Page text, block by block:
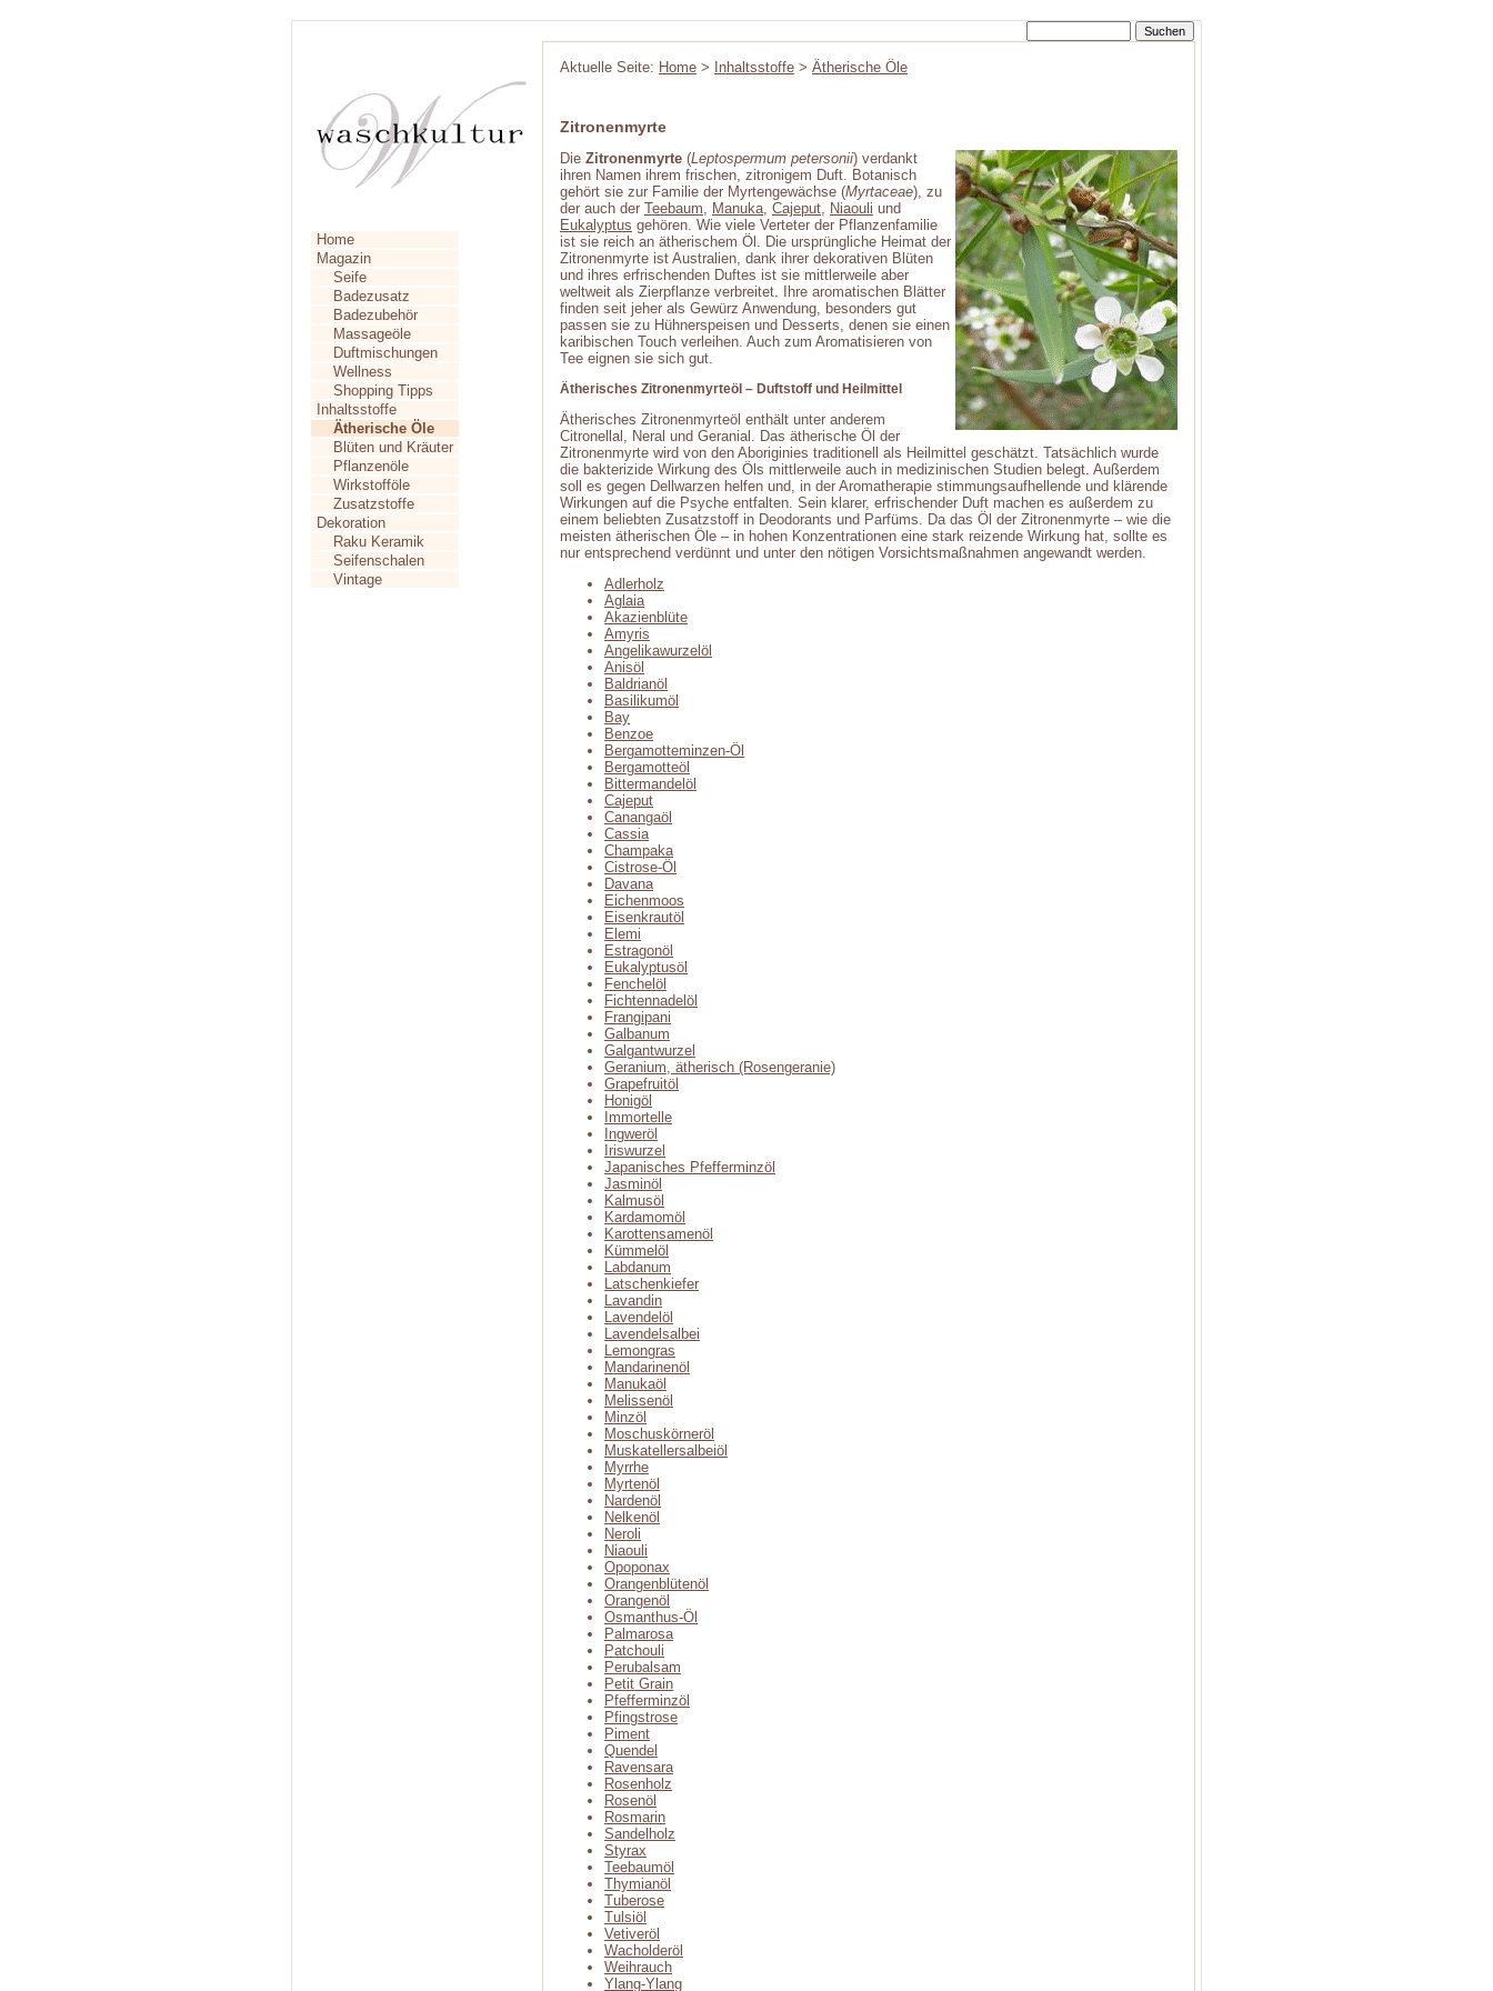
Home
Magazin
Seife
Badezusatz
Badezubehör
Massageöle
Duftmischungen
Wellness
Shopping Tipps
Inhaltsstoffe
Ätherische Öle
Blüten und Kräuter
Pflanzenöle
Wirkstofföle
Zusatzstoffe
Dekoration
Raku Keramik
Seifenschalen
Vintage
Aktuelle Seite: Home > Inhaltsstoffe > Ätherische Öle
Zitronenmyrte
Die Zitronenmyrte (Leptospermum petersonii) verdankt
ihren Namen ihrem frischen, zitronigem Duft. Botanisch
gehört sie zur Familie der Myrtengewächse (Myrtaceae), zu
der auch der Teebaum, Manuka, Cajeput, Niaouli und
Eukalyptus gehören. Wie viele Verteter der Pflanzenfamilie
ist sie reich an ätherischem Öl. Die ursprüngliche Heimat der
Zitronenmyrte ist Australien, dank ihrer dekorativen Blüten
und ihres erfrischenden Duftes ist sie mittlerweile aber
weltweit als Zierpflanze verbreitet. Ihre aromatischen Blätter
finden seit jeher als Gewürz Anwendung, besonders gut
passen sie zu Hühnerspeisen und Desserts, denen sie einen
karibischen Touch verleihen. Auch zum Aromatisieren von
Tee eignen sie sich gut.
Ätherisches Zitronenmyrteöl – Duftstoff und Heilmittel
Ätherisches Zitronenmyrteöl enthält unter anderem
Citronellal, Neral und Geranial. Das ätherische Öl der
Zitronenmyrte wird von den Aboriginies traditionell als Heilmittel geschätzt. Tatsächlich wurde
die bakterizide Wirkung des Öls mittlerweile auch in medizinischen Studien belegt. Außerdem
soll es gegen Dellwarzen helfen und, in der Aromatherapie stimmungsaufhellende und klärende
Wirkungen auf die Psyche entfalten. Sein klarer, erfrischender Duft machen es außerdem zu
einem beliebten Zusatzstoff in Deodorants und Parfüms. Da das Öl der Zitronenmyrte – wie die
meisten ätherischen Öle – in hohen Konzentrationen eine stark reizende Wirkung hat, sollte es
nur entsprechend verdünnt und unter den nötigen Vorsichtsmaßnahmen angewandt werden.
Adlerholz
Aglaia
Akazienblüte
Amyris
Angelikawurzelöl
Anisöl
Baldrianöl
Basilikumöl
Bay
Benzoe
Bergamotteminzen-Öl
Bergamotteöl
Bittermandelöl
Cajeput
Canangaöl
Cassia
Champaka
Cistrose-Öl
Davana
Eichenmoos
Eisenkrautöl
Elemi
Estragonöl
Eukalyptusöl
Fenchelöl
Fichtennadelöl
Frangipani
Galbanum
Galgantwurzel
Geranium, ätherisch (Rosengeranie)
Grapefruitöl
Honigöl
Immortelle
Ingweröl
Iriswurzel
Japanisches Pfefferminzöl
Jasminöl
Kalmusöl
Kardamomöl
Karottensamenöl
Kümmelöl
Labdanum
Latschenkiefer
Lavandin
Lavendelöl
Lavendelsalbei
Lemongras
Mandarinenöl
Manukaöl
Melissenöl
Minzöl
Moschuskörneröl
Muskatellersalbeiöl
Myrrhe
Myrtenöl
Nardenöl
Nelkenöl
Neroli
Niaouli
Opoponax
Orangenblütenöl
Orangenöl
Osmanthus-Öl
Palmarosa
Patchouli
Perubalsam
Petit Grain
Pfefferminzöl
Pfingstrose
Piment
Quendel
Ravensara
Rosenholz
Rosenöl
Rosmarin
Sandelholz
Styrax
Teebaumöl
Thymianöl
Tuberose
Tulsiöl
Vetiveröl
Wacholderöl
Weihrauch
Ylang-Ylang